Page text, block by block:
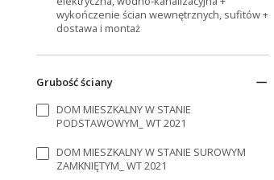
wykończenie ścian wewnętrznych, sufitów +
dostawa i montaż
Grubość ściany
DOM MIESZKALNY W STANIE
PODSTAWOWYM_ WT 2021
DOM MIESZKALNY W STANIE SUROWYM
ZAMKNIĘTYM_ WT 2021